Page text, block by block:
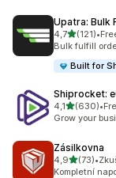
Upatra: Bulk
4,7z 5 hvězd
(121)
Celkový počet
•
Bulk fulfill
Built for
Shiprocket:
4,1z 5 hvězd
(630)
Celkový •
Grow your
Zásilkovna
4,9z 5 hvězd
(73)
Celkový počet
•
Kompletní